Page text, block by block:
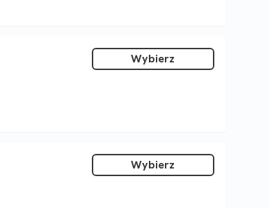
Wybierz
Wybierz